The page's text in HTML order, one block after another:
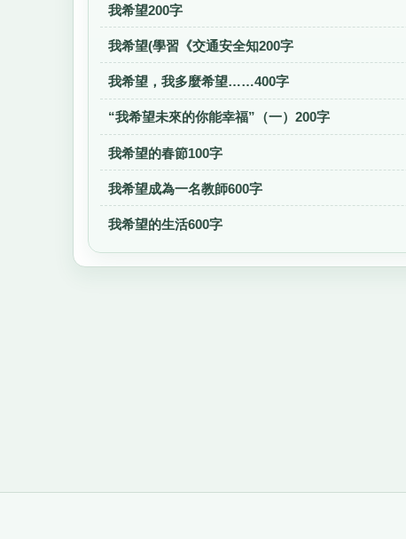
我希望200字
我希望(學習《交通安全知200字
我希望，我多麼希望……400字
“我希望未來的你能幸福”（一）200字
我希望的春節100字
我希望成為一名教師600字
我希望的生活600字